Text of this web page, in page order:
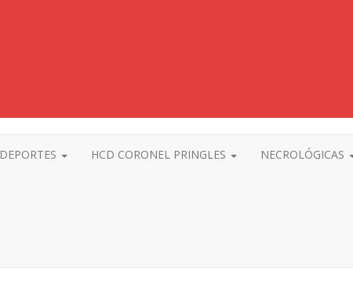
DEPORTES HCD CORONEL PRINGLES NECROLÓGICAS